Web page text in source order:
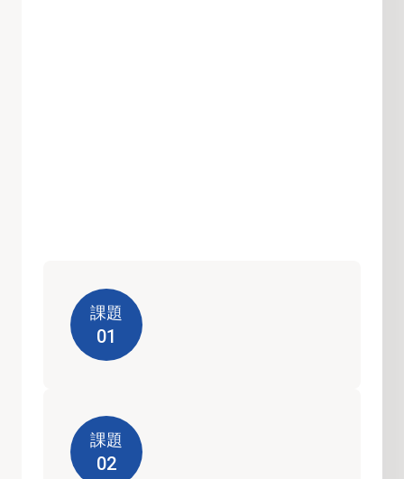
課題
01
課題
02